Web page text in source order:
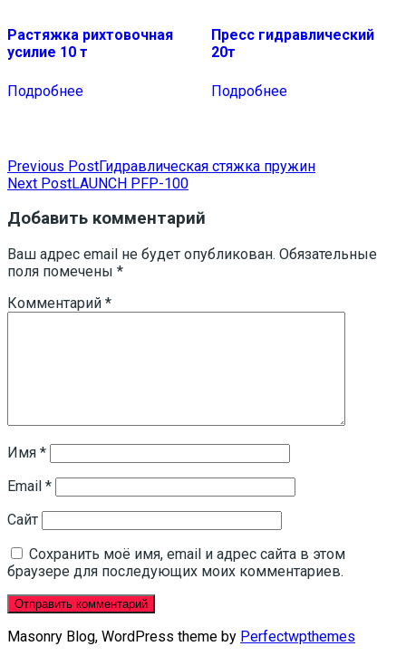
Растяжка рихтовочная
усилие 10 т
Подробнее
Пресс гидравлический
20т
Подробнее
Навигация
по
записям
Previous PostГидравлическая стяжка пружин
Next PostLAUNCH PFP-100
Добавить комментарий
Ваш адрес email не будет опубликован. Обязательные
поля помечены *
Комментарий *
Имя *
Email *
Сайт
Сохранить моё имя, email и адрес сайта в этом
браузере для последующих моих комментариев.
Masonry Blog, WordPress theme by Perfectwpthemes